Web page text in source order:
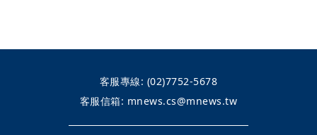
客服專線: (02)7752-5678
客服信箱: mnews.cs@mnews.tw